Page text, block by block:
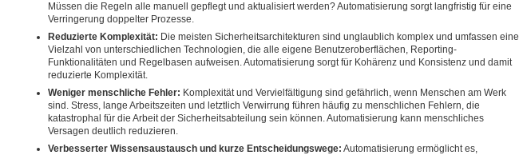
Müssen die Regeln alle manuell gepflegt und aktualisiert werden? Automatisierung sorgt langfristig für eine
Verringerung doppelter Prozesse.
Reduzierte Komplexität: Die meisten Sicherheitsarchitekturen sind unglaublich komplex und umfassen eine
Vielzahl von unterschiedlichen Technologien, die alle eigene Benutzeroberflächen, Reporting-
Funktionalitäten und Regelbasen aufweisen. Automatisierung sorgt für Kohärenz und Konsistenz und damit
reduzierte Komplexität.
Weniger menschliche Fehler: Komplexität und Vervielfältigung sind gefährlich, wenn Menschen am Werk
sind. Stress, lange Arbeitszeiten und letztlich Verwirrung führen häufig zu menschlichen Fehlern, die
katastrophal für die Arbeit der Sicherheitsabteilung sein können. Automatisierung kann menschliches
Versagen deutlich reduzieren.
Verbesserter Wissensaustausch und kurze Entscheidungswege: Automatisierung ermöglicht es,